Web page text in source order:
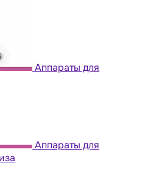
Аппараты для
Аппараты для